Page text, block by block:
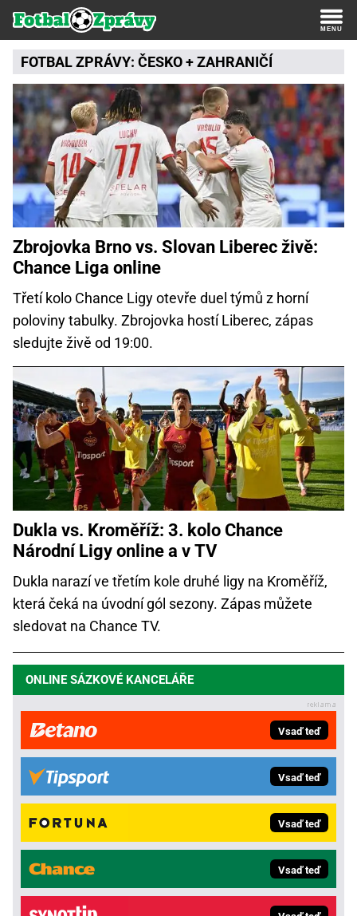
FOTBAL ZPRÁVY: ČESKO+ZAHRANIČÍ
Zbrojovka Brno vs. Slovan Liberec živě:
Chance Liga online
Třetí kolo Chance Ligy otevře duel týmů z horní
poloviny tabulky. Zbrojovka hostí Liberec, zápas
sledujte živě od 19:00.
Dukla vs. Kroměříž: 3. kolo Chance
Národní Ligy online a v TV
Dukla narazí ve třetím kole druhé ligy na Kroměříž,
která čeká na úvodní gól sezony. Zápas můžete
sledovat na Chance TV.
ONLINE SÁZKOVÉ KANCELÁŘE
Vsaď teď
Vsaď teď
Vsaď teď
Vsaď teď